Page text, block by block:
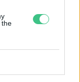
the
(ld.
hiszen